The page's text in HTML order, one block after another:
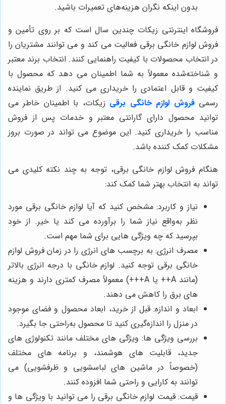
بدون اینکه نگران هزینه‌های تعمیرات باشید.
فروشگاه اینترنتی زیکات چندین سال است که بر روی تأمین و
فروش لوازم خانگی برقی فعالیت می کند و می توانند مشتریان را
در انتخاب محصولات با کیفیت راهنمایی کنند. انتخاب برند معتبر
و شناخته‌شده معمولاً به شما اطمینان می دهد که محصول با
کیفیت و قابل اعتمادی را خریداری می کنید. از طریق نماینده
رسمیفروش لوازم خانگی برقی زیکات، با اطمینان خاطر می
توانید محصول دارای گارانتی معتبر و خدمات پس از فروش
مناسب را خریداری کنید. این موضوع می تواند در صورت بروز
مشکلات کمک‌ کننده باشد.
هنگام فروش لوازم خانگی برقی، توجه به چند نکته کلیدی می
تواند به انتخاب بهتر شما کمک کند:
نیاز و کاربرد: مشخص کنید که آیا لوازم خانگی برقی مورد
نظر به‌واقع نیاز شما را برآورده می کند یا خیر. از خود
بپرسید که چه ویژگی هایی برای شما مهم است.
مصرف انرژی: به برچسب های انرژی را در زمان فروش لوازم
خانگی برقی توجه کنید. لوازم خانگی با درجه انرژی بالاتر
(مانند A++ یا A+++) معمولاً مصرف کمتری دارند و هزینه
های برق را کاهش می دهند.
ابعاد و اندازه: قبل از خرید، ابعاد محصول و فضای موجود
در منزل را اندازه‌گیری کنید تا محصول به‌راحتی جا بگیرد.
بررسی ویژگی ها: ویژگی های مختلف مانند تکنولوژی های
جدید، قابلیت های هوشمند، و برنامه های مختلف
(خصوصاً در ماشین های لباسشویی و ظرفشویی) می
توانند به کارایی و راحتی شما افزوده کنند.
قیمت: قیمت لوازم خانگی برقی را می توانید با ویژگی ها و